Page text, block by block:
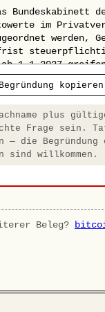
Begründung kopieren
plus
Frage sein.
— die
sind willkommen.
Beleg?